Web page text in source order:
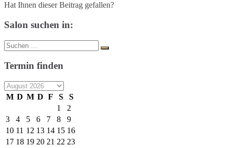
Hat Ihnen dieser Beitrag gefallen?
Salon suchen in:
Suche
nach:
Suchen
Termin finden
M D M D F S
S
1
2
3
4 5 6 7 8
9
10 11 12 13 14 15 16
17 18 19 20 21 22 23